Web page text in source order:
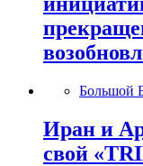
Большой
Иран и
свой